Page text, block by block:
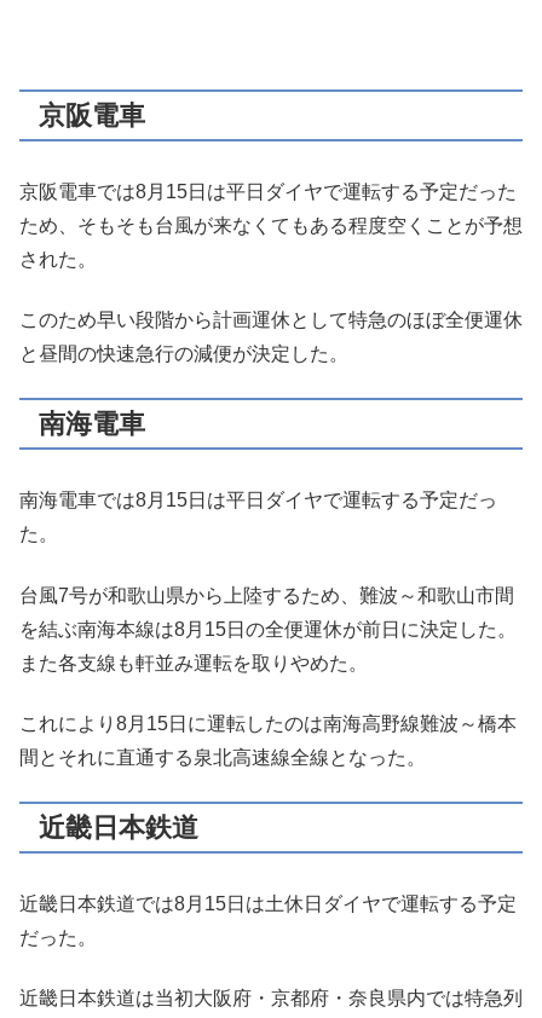
京阪電車
京阪電車では8月15日は平日ダイヤで運転する予定だった
ため、そもそも台風が来なくてもある程度空くことが予想
された。
このため早い段階から計画運休として特急のほぼ全便運休
と昼間の快速急行の減便が決定した。
南海電車
南海電車では8月15日は平日ダイヤで運転する予定だっ
た。
台風7号が和歌山県から上陸するため、難波～和歌山市間
を結ぶ南海本線は8月15日の全便運休が前日に決定した。
また各支線も軒並み運転を取りやめた。
これにより8月15日に運転したのは南海高野線難波～橋本
間とそれに直通する泉北高速線全線となった。
近畿日本鉄道
近畿日本鉄道では8月15日は土休日ダイヤで運転する予定
だった。
近畿日本鉄道は当初大阪府・京都府・奈良県内では特急列